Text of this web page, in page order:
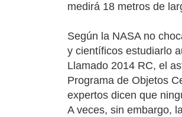
medirá 18 metros de
Según la NASA no
y científicos estudiarlo
Llamado 2014 RC, el
Programa de Objetos
expertos dicen que
A veces, sin embargo,